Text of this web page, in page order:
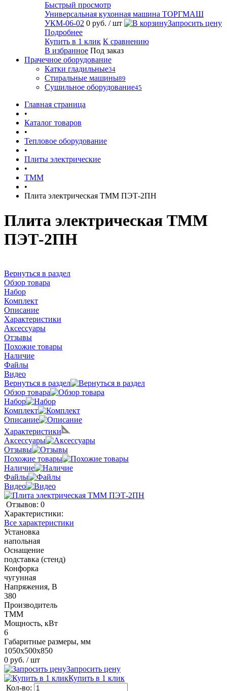
Быстрый просмотр
Универсальная кухонная машина ТОРГМАШ
УКМ-06-02 0 руб. / шт
Запросить цену
Подробнее
Купить в 1 клик К сравнению
В избранное Под заказ
Прачечное оборудование
Катки гладильные34
Стиральные машины89
Сушильное оборудование45
Главная страница
•
Каталог товаров
•
Тепловое оборудование
•
Плиты электрические
•
ТММ
•
Плита электрическая ТММ ПЭТ-2ПН
Плита электрическая ТММ
ПЭТ-2ПН
Вернуться в раздел
Обзор товара
Набор
Комплект
Описание
Характеристики
Аксессуары
Отзывы
Похожие товары
Наличие
Файлы
Видео
Вернуться в раздел
Обзор товара
Набор
Комплект
Описание
Характеристики
Аксессуары
Отзывы
Похожие товары
Наличие
Файлы
Видео
Отзывов: 0
Характеристики:
Все характеристики
Установка
напольная
Оснащение
подставка (стенд)
Конфорка
чугунная
Напряжения, В
380
Производитель
ТММ
Мощность, кВт
6
Габаритные размеры, мм
1050х500х850
0 руб. / шт
Запросить цену
Купить в 1 клик
Кол-во: